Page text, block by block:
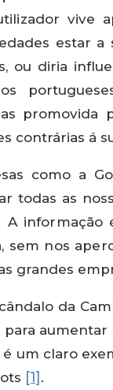
vive
estar
ou diria
contrárias á
como a
todas as
A
sem nos
grandes
da
para
um claro
[1] .